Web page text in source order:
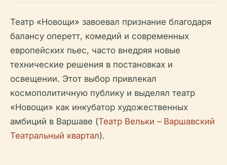
Театр «Новощи» завоевал признание благодаря
балансу оперетт, комедий и современных
европейских пьес, часто внедряя новые
технические решения в постановках и
освещении. Этот выбор привлекал
космополитичную публику и выделял театр
«Новощи» как инкубатор художественных
амбиций в Варшаве (Театр Вельки – Варшавский
Театральный квартал).